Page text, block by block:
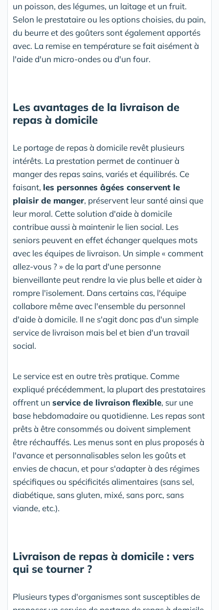
un poisson, des légumes, un laitage et un fruit.
Selon le prestataire ou les options choisies, du pain,
du beurre et des goûters sont également apportés
avec. La remise en température se fait aisément à
l'aide d'un micro-ondes ou d'un four.
Les avantages de la livraison de
repas à domicile
Le portage de repas à domicile revêt plusieurs
intérêts. La prestation permet de continuer à
manger des repas sains, variés et équilibrés. Ce
faisant, les personnes âgées conservent le
plaisir de manger, préservent leur santé ainsi que
leur moral. Cette solution d'aide à domicile
contribue aussi à maintenir le lien social. Les
seniors peuvent en effet échanger quelques mots
avec les équipes de livraison. Un simple « comment
allez-vous ? » de la part d'une personne
bienveillante peut rendre la vie plus belle et aider à
rompre l'isolement. Dans certains cas, l'équipe
collabore même avec l'ensemble du personnel
d'aide à domicile. Il ne s'agit donc pas d'un simple
service de livraison mais bel et bien d'un travail
social.
Le service est en outre très pratique. Comme
expliqué précédemment, la plupart des prestataires
offrent un service de livraison flexible, sur une
base hebdomadaire ou quotidienne. Les repas sont
prêts à être consommés ou doivent simplement
être réchauffés. Les menus sont en plus proposés à
l'avance et personnalisables selon les goûts et
envies de chacun, et pour s'adapter à des régimes
spécifiques ou spécificités alimentaires (sans sel,
diabétique, sans gluten, mixé, sans porc, sans
viande, etc.).
Livraison de repas à domicile : vers
qui se tourner ?
Plusieurs types d'organismes sont susceptibles de